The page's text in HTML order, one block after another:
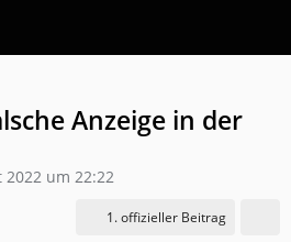
Anzeige in der
2022 um 22:22
1. offizieller Beitrag